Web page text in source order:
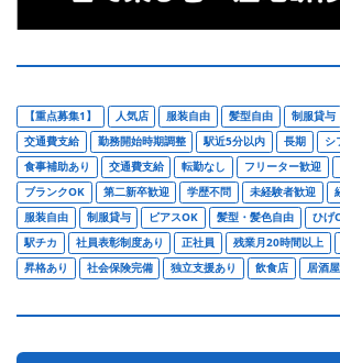
【重点募集1】 人気店 服装自由 髪型自由 制服貸与
交通費支給
勤務開始時期調整 駅近5分以内 長期 シ
食事補助あり
交通費支給 転勤なし フリーター歓迎
ブランクOK
第二新卒歓迎 学歴不問 未経験者歓迎
服装自由
制服貸与 ピアスOK 髪型・髪色自由 ひげ
駅チカ
社員表彰制度あり 正社員 残業月20時間以上
昇格あり
社会保険完備 独立支援あり 飲食店 居酒屋